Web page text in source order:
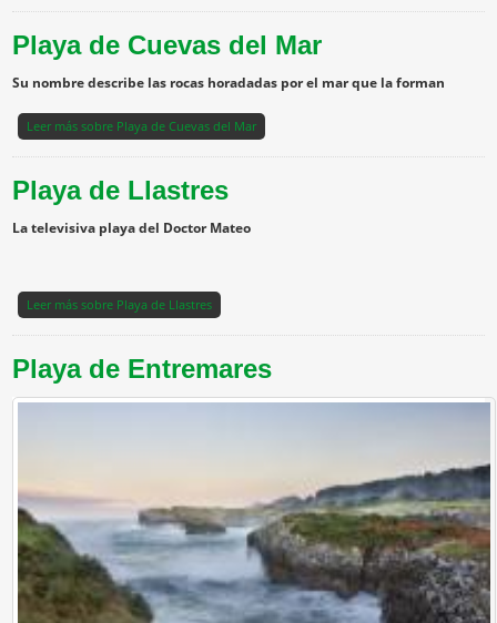
Playa de Cuevas del Mar
Su nombre describe las rocas horadadas por el mar que la forman
Leer mássobre Playa de Cuevas del Mar
Playa de Llastres
La televisiva playa del Doctor Mateo
Leer mássobre Playa de Llastres
Playa de Entremares